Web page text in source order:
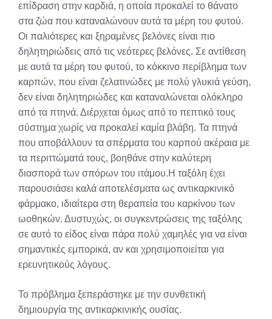
επίδραση στην καρδιά, η οποία προκαλεί το θάνατο
στα ζώα που καταναλώνουν αυτά τα μέρη του φυτού.
Οι παλιότερες και ξηραμένες βελόνες είναι πιο
δηλητηριώδεις από τις νεότερες βελόνες. Σε αντίθεση
με αυτά τα μέρη του φυτού, το κόκκινο περίβλημα των
καρπών, που είναι ζελατινώδες με πολύ γλυκιά γεύση,
δεν είναι δηλητηριώδες και καταναλώνεται ολόκληρο
από τα πτηνά. Διέρχεται όμως από το πεπτικό τους
σύστημα χωρίς να προκαλεί καμία βλάβη. Τα πτηνά
που αποβάλλουν τα σπέρματα του καρπού ακέραια με
τα περιττώματά τους, βοηθάνε στην καλύτερη
διασπορά των σπόρων του ιτάμου.Η ταξόλη έχει
παρουσιάσει καλά αποτελέσματα ως αντικαρκινικό
φάρμακο, ιδιαίτερα στη θεραπεία του καρκίνου των
ωοθηκών. Δυστυχώς, οι συγκεντρώσεις της ταξόλης
σε αυτό το είδος είναι πάρα πολύ χαμηλές για να είναι
σημαντικές εμπορικά, αν και χρησιμοποιείται για
ερευνητικούς λόγους.
Το πρόβλημα ξεπεράστηκε με την συνθετική
δημιουργία της αντικαρκινικής ουσίας.